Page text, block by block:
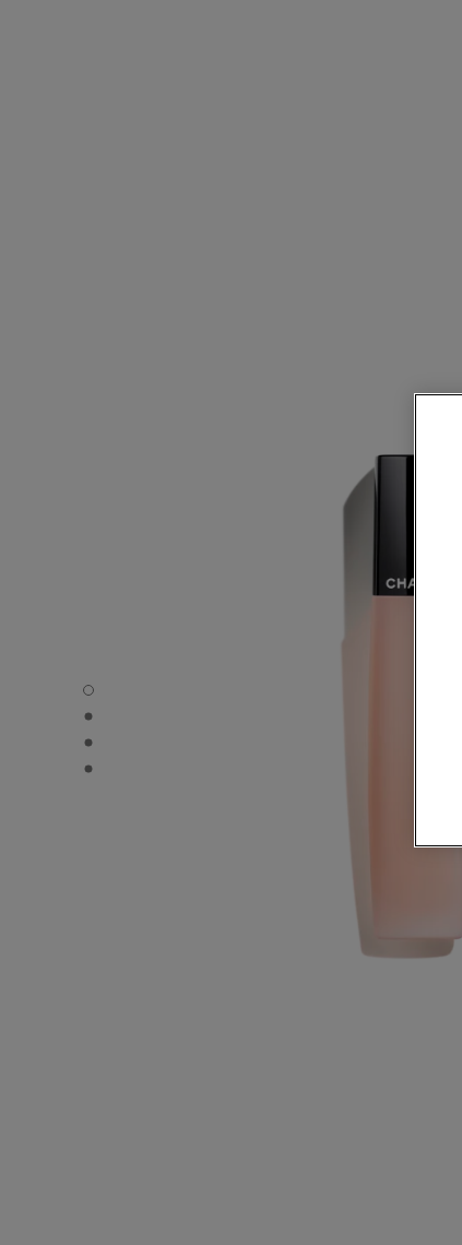
L'HUILE CAMÉLIA - Vista por defecto
L'HUILE CAMÉLIA - Vista alternativa 3
L'HUILE CAMÉLIA - Vista alternativa 1
L'HUILE CAMÉLIA - Vista de la textura básica